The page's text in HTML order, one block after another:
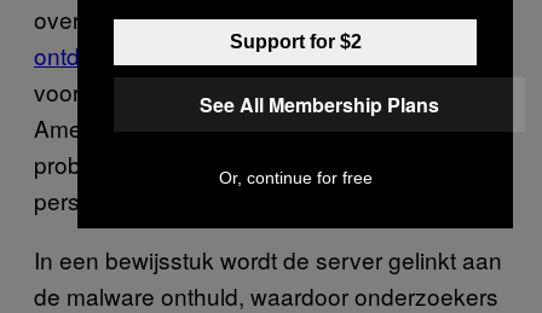
overheid. Andereveiligheidsexperts hebben
ontdekt
dat leden van Charming Kitten zich
voordoen als journalisten, met als doelwit
Amerikaanse en Israëlische defensie, en zo
probeert wachtwoorden te stelen van
personeel.
In een bewijsstuk wordt de server gelinkt aan
de malware onthuld, waardoor onderzoekers
Support for $2
See All Membership Plans
Or, continue for free